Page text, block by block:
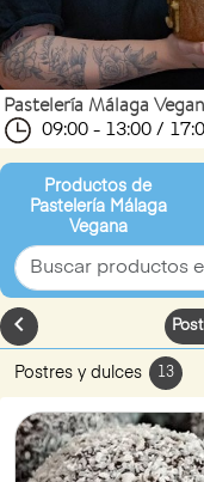
Pastelería Málaga
09:00 - 13:00 /
Productos de
Pastelería Málaga
Vegana
chevron_left
Postres y dulces 13